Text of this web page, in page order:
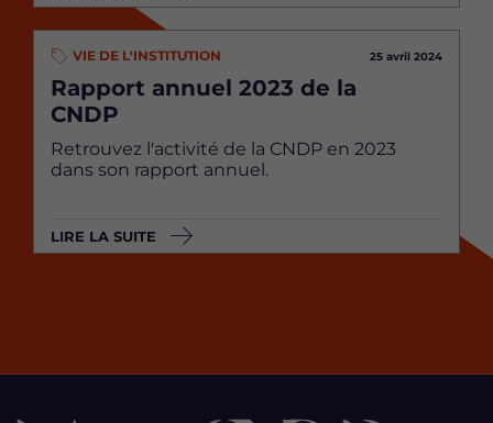
VIE DE L'INSTITUTION 25 avril 2024
Rapport annuel 2023 de la
CNDP
Retrouvez l'activité de la CNDP en 2023
dans son rapport annuel.
LIRE LA SUITE